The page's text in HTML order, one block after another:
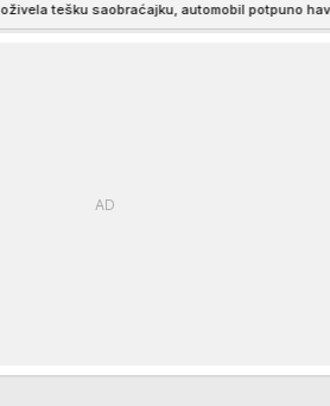
automobil potpuno havarisan 16:03